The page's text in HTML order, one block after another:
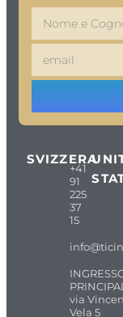
SVIZZERA
+41
91
225
37
15
via
Vela 5